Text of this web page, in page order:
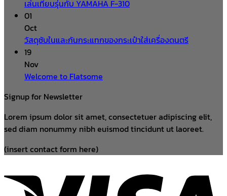
เล่นเทียบรุ่นกับ YAMAHA F-310
01
Oct
วัสดุซับในและกันกระแทกของกระเป๋าใส่เครื่องดนตรี
19
Nov
Welcome to Flatsome
Signup for Newsletter
Lorem ipsum dolor sit amet, consectetuer adipiscing elit,
sed diam nonummy nibh euismod tincidunt ut laoreet.
(insert contact form here)